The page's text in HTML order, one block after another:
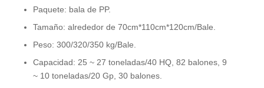
Paquete: bala de PP.
Tamaño: alrededor de 70cm*110cm*120cm/Bale.
Peso: 300/320/350 kg/Bale.
Capacidad: 25 ~ 27 toneladas/40 HQ, 82 balones, 9
~ 10 toneladas/20 Gp, 30 balones.